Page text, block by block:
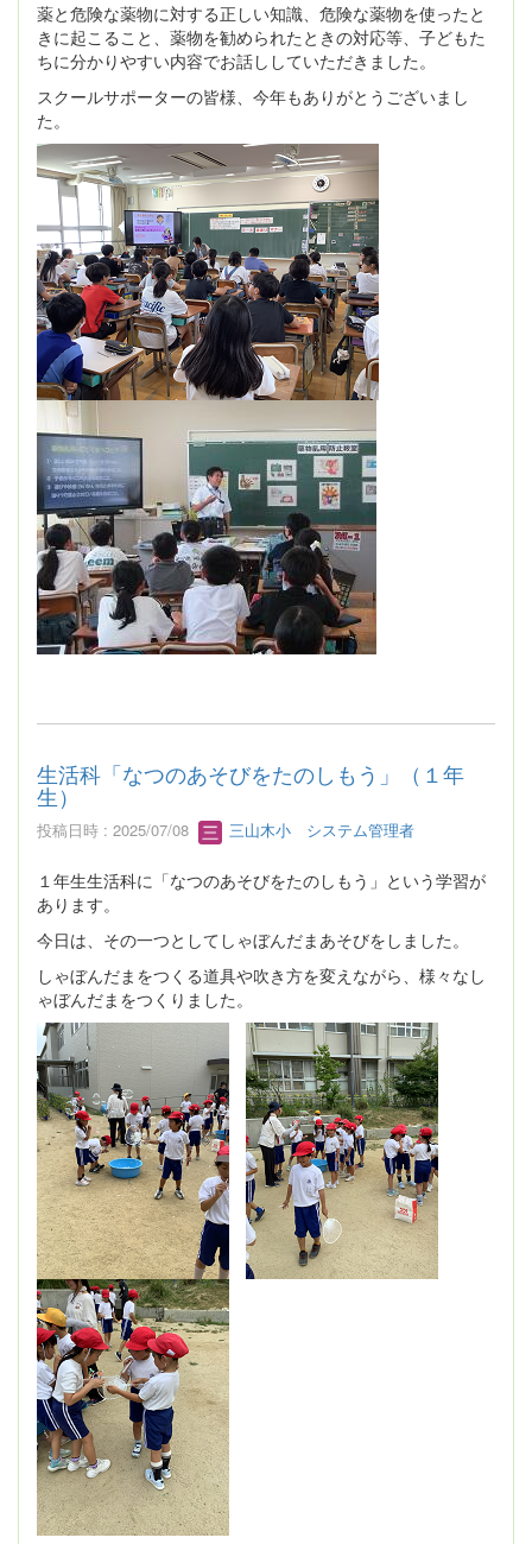
薬と危険な薬物に対する正しい知識、危険な薬物を使ったと
きに起こること、薬物を勧められたときの対応等、子どもた
ちに分かりやすい内容でお話ししていただきました。
スクールサポーターの皆様、今年もありがとうございまし
た。
生活科「なつのあそびをたのしもう」（１年
生）
投稿日時 : 2025/07/08 三山木小 システム管理者
１年生生活科に「なつのあそびをたのしもう」という学習が
あります。
今日は、その一つとしてしゃぼんだまあそびをしました。
しゃぼんだまをつくる道具や吹き方を変えながら、様々なし
ゃぼんだまをつくりました。